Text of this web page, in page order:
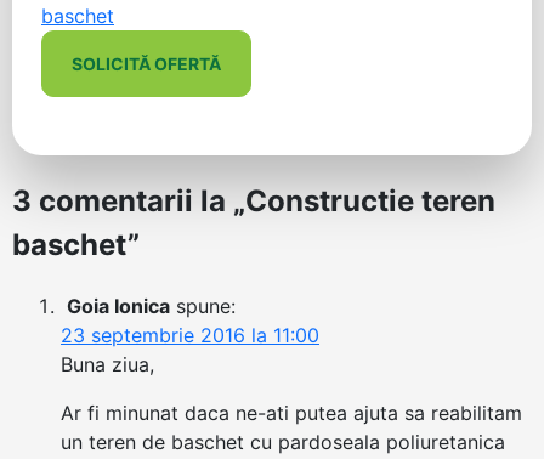
baschet
SOLICITĂ OFERTĂ
3 comentarii la „Constructie teren
baschet”
Goia Ionica spune:
23 septembrie 2016 la 11:00
Buna ziua,
Ar fi minunat daca ne-ati putea ajuta sa reabilitam
un teren de baschet cu pardoseala poliuretanica